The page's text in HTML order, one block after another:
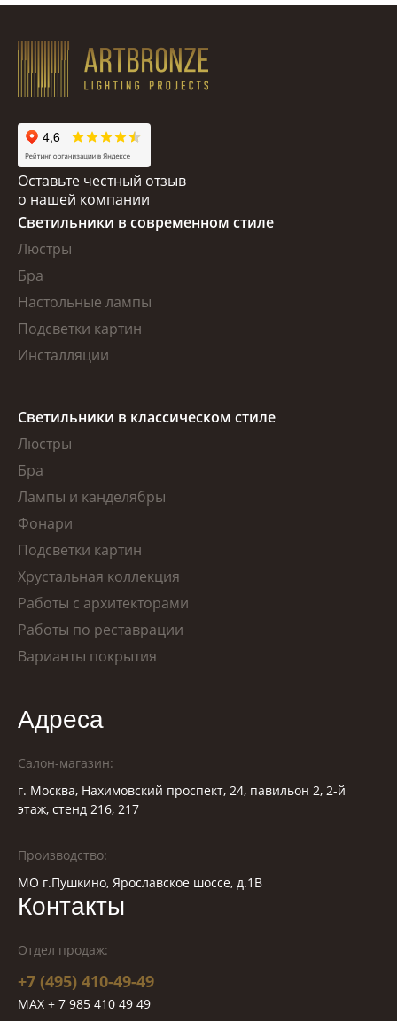
Оставьте честный отзыв
о нашей компании
Светильники в современном стиле
Люстры
Бра
Настольные лампы
Подсветки картин
Инсталляции
Светильники в классическом стиле
Люстры
Бра
Лампы и канделябры
Фонари
Подсветки картин
Хрустальная коллекция
Работы с архитекторами
Работы по реставрации
Варианты покрытия
Адреса
Салон-магазин:
г. Москва, Нахимовский проспект, 24, павильон 2, 2-й
этаж, стенд 216, 217
Производство:
МО г.Пушкино, Ярославское шоссе, д.1В
Контакты
Отдел продаж:
+7 (495) 410-49-49
MAX + 7 985 410 49 49